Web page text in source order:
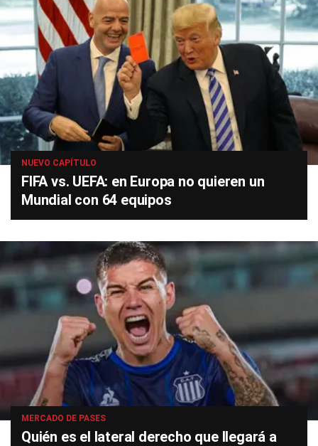
NUEVO CAPÍTULO
FIFA vs. UEFA: en Europa no quieren un
Mundial con 64 equipos
MERCADO DE PASES
Quién es el lateral derecho que llegará a